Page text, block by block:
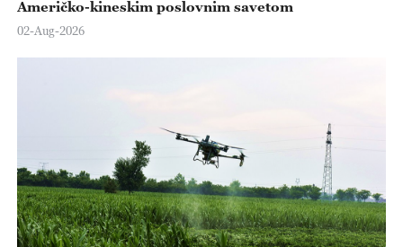
Američko-kineskim poslovnim savetom
02-Aug-2026